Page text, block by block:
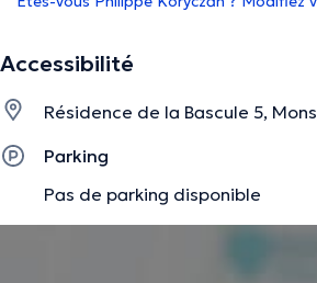
Accessibilité
Résidence de la Bascule 5,
Parking
Pas de parking disponible